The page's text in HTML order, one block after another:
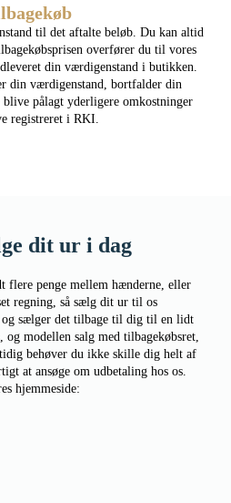
til det aftalte beløb. Du kan altid
overfører du til vores
din værdigenstand i butikken.
din værdigenstand, bortfalder din
pålagt yderligere omkostninger
registreret i RKI.
dit ur i dag
flere penge mellem hænderne, eller
regning, så sælg dit ur til os
sælger det tilbage til dig til en lidt
modellen salg med tilbagekøbsret,
behøver du ikke skille dig helt af
at ansøge om udbetaling hos os.
hjemmeside: